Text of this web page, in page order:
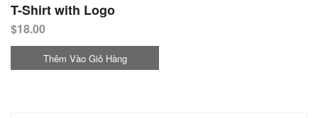
T-Shirt with Logo
$18.00
Thêm Vào Giỏ Hàng